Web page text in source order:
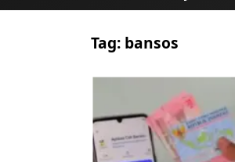
Tag: bansos